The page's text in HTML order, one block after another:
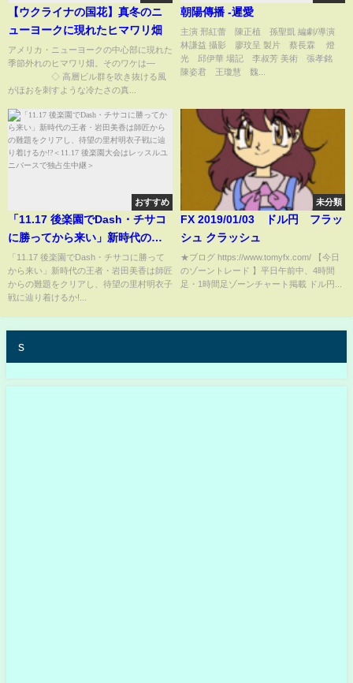
【ウクライナの国花】真冬のニ
ューヨークに現れたヒマワリ畑
アメリカ・ニューヨークの中心部に現れた
季節外れのヒマワリ畑。そのワケは―
◇ 高層ビル群を吹き抜ける風
がほおを刺すような冷たさの真...
朝陽傳播 -遲愛
主演 邢紅蕾 陳正植 孫聖凱 編劇/導演
林謙益 攝影 廖玟呈 製片 蔡長霖 燈
光 邱伊華 場記 李叔芳 美術 張孝銘
陳姿君 王瓊慧 魏...
おすすめ
「11.17 後楽園でDash・チサコ
に勝ってから来い」新時代の王
者・岩田美香は師匠からの難題
をクリアし、待望の里村明衣子
戦に辿り着けるか!?＜11.17 後楽
独占生中継＞
「11.17 後楽園でDash・チサコに勝って
から来い」新時代の王者・岩田美香は師匠
からの難題をクリアし、待望の里村明衣子
戦に辿り着けるか!...
未分類
FX 2019/01/03 ドル円 フラッ
シュ クラッシュ
★ブログ https://www.tomyfx.com/ 【今日
のゾーントレード 】平日午前中、4時間
足・1時間足ゾーンチャート掲載 ドル円...
s